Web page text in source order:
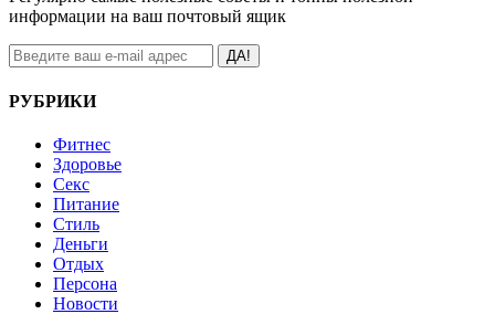
информации на ваш почтовый ящик
ДА!
РУБРИКИ
Фитнес
Здоровье
Секс
Питание
Стиль
Деньги
Отдых
Персона
Новости